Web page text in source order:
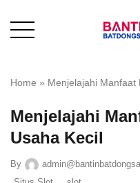
Home » Menjelajahi Manfaat
Menjelajahi
Usaha Kecil
By